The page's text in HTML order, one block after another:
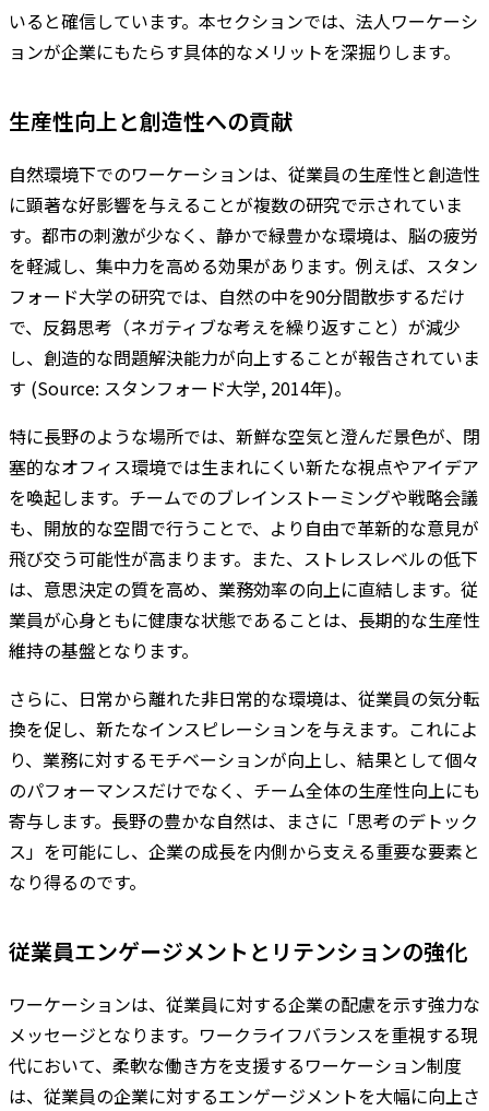
いると確信しています。本セクションでは、法人ワーケーシ
ョンが企業にもたらす具体的なメリットを深掘りします。
生産性向上と創造性への貢献
自然環境下でのワーケーションは、従業員の生産性と創造性
に顕著な好影響を与えることが複数の研究で示されていま
す。都市の刺激が少なく、静かで緑豊かな環境は、脳の疲労
を軽減し、集中力を高める効果があります。例えば、スタン
フォード大学の研究では、自然の中を90分間散歩するだけ
で、反芻思考（ネガティブな考えを繰り返すこと）が減少
し、創造的な問題解決能力が向上することが報告されていま
す (Source: スタンフォード大学, 2014年)。
特に長野のような場所では、新鮮な空気と澄んだ景色が、閉
塞的なオフィス環境では生まれにくい新たな視点やアイデア
を喚起します。チームでのブレインストーミングや戦略会議
も、開放的な空間で行うことで、より自由で革新的な意見が
飛び交う可能性が高まります。また、ストレスレベルの低下
は、意思決定の質を高め、業務効率の向上に直結します。従
業員が心身ともに健康な状態であることは、長期的な生産性
維持の基盤となります。
さらに、日常から離れた非日常的な環境は、従業員の気分転
換を促し、新たなインスピレーションを与えます。これによ
り、業務に対するモチベーションが向上し、結果として個々
のパフォーマンスだけでなく、チーム全体の生産性向上にも
寄与します。長野の豊かな自然は、まさに「思考のデトック
ス」を可能にし、企業の成長を内側から支える重要な要素と
なり得るのです。
従業員エンゲージメントとリテンションの強化
ワーケーションは、従業員に対する企業の配慮を示す強力な
メッセージとなります。ワークライフバランスを重視する現
代において、柔軟な働き方を支援するワーケーション制度
は、従業員の企業に対するエンゲージメントを大幅に向上さ